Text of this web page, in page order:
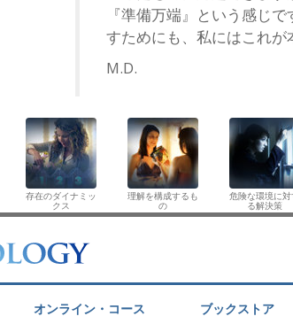
『準備万端』という感じ
すためにも、私にはこれが
M.D.
存在のダイナミッ
クス
理解を構成するも
の
危険な環境に対
る解決策
オンライン・コース ブックストア